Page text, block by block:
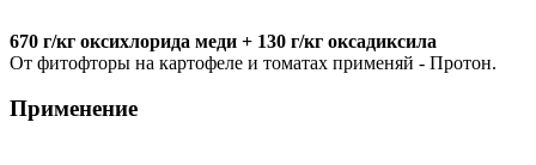
670 г/кг оксихлорида меди + 130 г/кг оксадиксила
От фитофторы на картофеле и томатах применяй - Протон.
Применение